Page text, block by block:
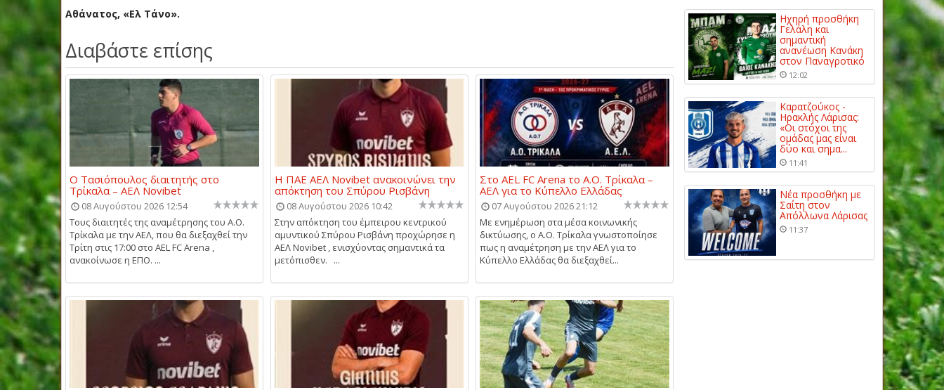
Αθάνατος, «Ελ Τάνο».
Διαβάστε επίσης
Ο Τασιόπουλος διαιτητής στο
Τρίκαλα – ΑΕΛ Novibet
08 Αυγούστου 2026 12:54
Τους διαιτητές της αναμέτρησης του Α.Ο.
Τρίκαλα με την ΑΕΛ, που θα διεξαχθεί την
Τρίτη στις 17:00 στο AEL FC Arena ,
ανακοίνωσε η ΕΠΟ. ...
Η ΠΑΕ ΑΕΛ Novibet ανακοινώνει την
απόκτηση του Σπύρου Ρισβάνη
08 Αυγούστου 2026 10:42
Στην απόκτηση του έμπειρου κεντρικού
αμυντικού Σπύρου Ρισβάνη προχώρησε η
ΑΕΛ Novibet , ενισχύοντας σημαντικά τα
μετόπισθεν. ...
Στο AEL FC Arena το Α.Ο. Τρίκαλα –
ΑΕΛ για το Κύπελλο Ελλάδας
07 Αυγούστου 2026 21:12
Με ενημέρωση στα μέσα κοινωνικής
δικτύωσης, ο Α.Ο. Τρίκαλα γνωστοποίησε
πως η αναμέτρηση με την ΑΕΛ για το
Κύπελλο Ελλάδας θα διεξαχθεί...
Ηχηρή προσθήκη
Γελάλη και
σημαντική
ανανέωση Κανάκη
στον Παναγροτικό
12:02
Καρατζούκος -
Ηρακλής Λάρισας:
«Οι στόχοι της
ομάδας μας είναι
δύο και σημα...
11:41
Νέα προσθήκη με
Σαΐτη στον
Απόλλωνα Λάρισας
11:37